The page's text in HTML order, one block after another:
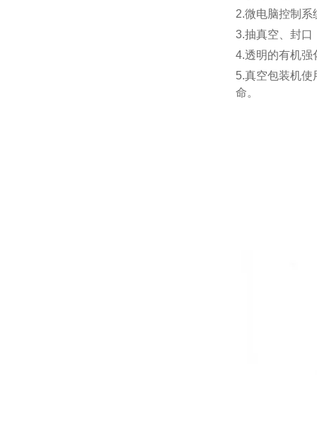
2.微电脑控制系
3.抽真空、封口
4.透明的有机强
5.真空包装机
命。